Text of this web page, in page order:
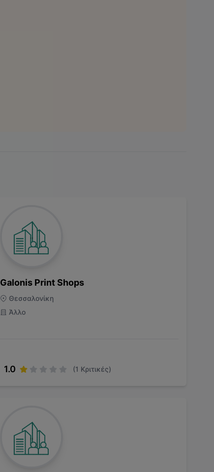
Galonis Print Shops
Θεσσαλονίκη
Άλλο
1.0 (1 Κριτικές)